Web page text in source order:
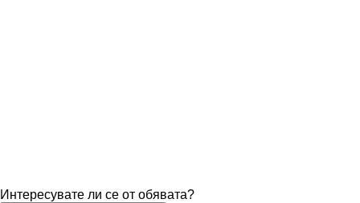
Интересувате ли се от обявата?